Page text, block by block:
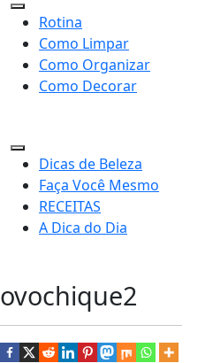
Rotina
Como Limpar
Como Organizar
Como Decorar
Dicas de Beleza
Faça Você Mesmo
RECEITAS
A Dica do Dia
ovochique2